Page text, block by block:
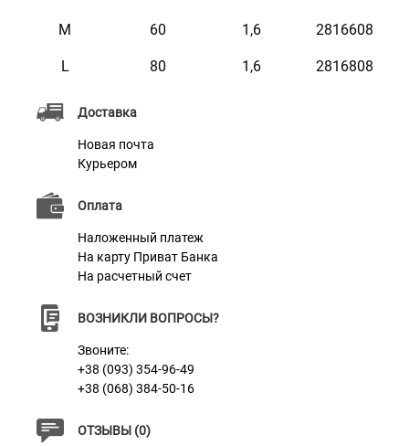
Доставка
Новая почта
Курьером
Оплата
Наложенный платеж
На карту Приват Банка
На расчетный счет
ВОЗНИКЛИ ВОПРОСЫ?
Звоните:
+38 (093) 354-96-49
+38 (068) 384-50-16
ОТЗЫВЫ (0)
предотвращает спутывание и позволяет
Идеальна для прогулок, тренировок и повседневного
использования.
Характеристики
Ментол
M 60 1,6 2816608
L 80 1,6 2816808